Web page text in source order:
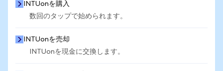
INTUonを購入
数回のタップで始められます。
INTUonを売却
INTUonを現金に交換します。